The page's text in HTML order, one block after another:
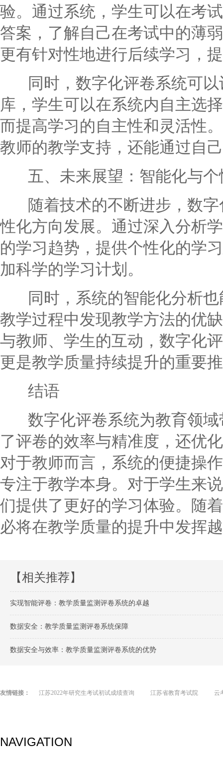
验。通过系统，学生可以在考
答案，了解自己在考试中的薄
更有针对性地进行后续学习，
同时，数字化评卷系统可以
库，学生可以在系统内自主选
而提高学习的自主性和灵活性
教师的教学支持，还能通过自
五、未来展望：智能化与个
随着技术的不断进步，数字
性化方向发展。通过深入分析
的学习趋势，提供个性化的学
加科学的学习计划。
同时，系统的智能化分析也
教学过程中发现教学方法的优
与教师、学生的互动，数字化
更是教学质量持续提升的重要
结语
数字化评卷系统为教育领域
了评卷的效率与精准度，还优
对于教师而言，系统的便捷操
专注于教学本身。对于学生来
们提供了更好的学习体验。随
必将在教学质量的提升中发挥
【相关推荐】
实现智能评卷：教学质量监测评卷系统的卓越
数据安全：教学质量监测评卷系统保障
数据安全与效率：教学质量监测评卷系统的优势
友情链接： 江苏2022年研究生考试初试成绩查询 江苏省教育考试院 云
NAVIGATION